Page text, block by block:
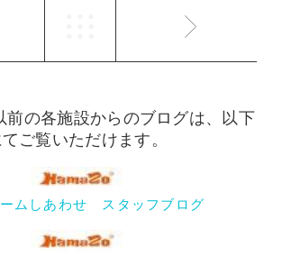
前の各施設からのブログは、以下
ご覧いただけます。
ムしあわせ スタッフブログ